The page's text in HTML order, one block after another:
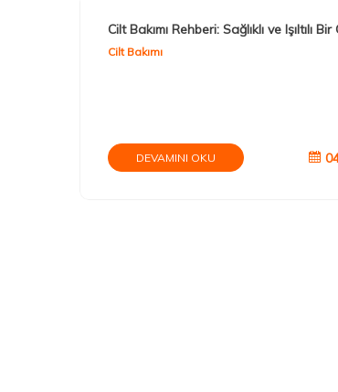
Cilt Bakımı Rehberi: Sağlıklı ve Işıltılı Bir
Cilt Bakımı
DEVAMINI OKU